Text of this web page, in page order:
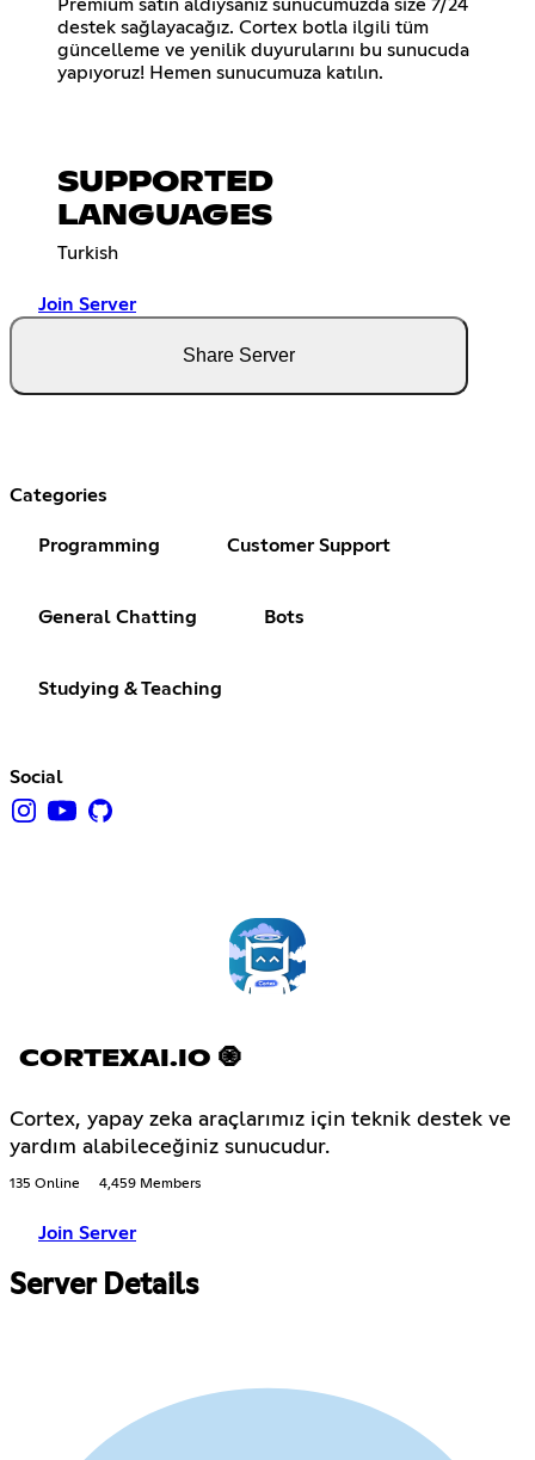
Premium satın aldıysanız sunucumuzda size 7/24
destek sağlayacağız. Cortex botla ilgili tüm
güncelleme ve yenilik duyurularını bu sunucuda
yapıyoruz! Hemen sunucumuza katılın.
SUPPORTED
LANGUAGES
Turkish
Join Server
Share Server
Categories
Programming Customer Support
General Chatting Bots
Studying & Teaching
Social
CORTEXAI.IO 🧿
Cortex, yapay zeka araçlarımız için teknik destek ve
yardım alabileceğiniz sunucudur.
135 Online 4,459 Members
Join Server
Server Details